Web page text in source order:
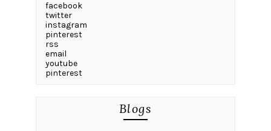
facebook
twitter
instagram
pinterest
rss
email
youtube
pinterest
Blogs